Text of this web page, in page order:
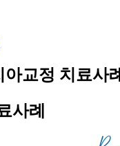
아교정 치료사례
사례